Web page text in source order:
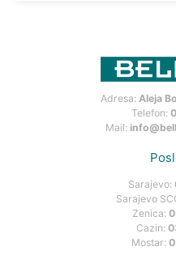
Adresa: Aleja
Telefon:
Mail:
Sarajevo:
Sarajevo
Zenica:
Cazin:
Mostar: